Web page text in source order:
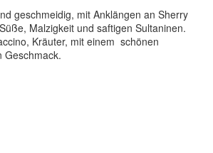
geschmeidig, mit Anklängen an Sherry
Malzigkeit und saftigen Sultaninen.
Kräuter, mit einem schönen
Geschmack.